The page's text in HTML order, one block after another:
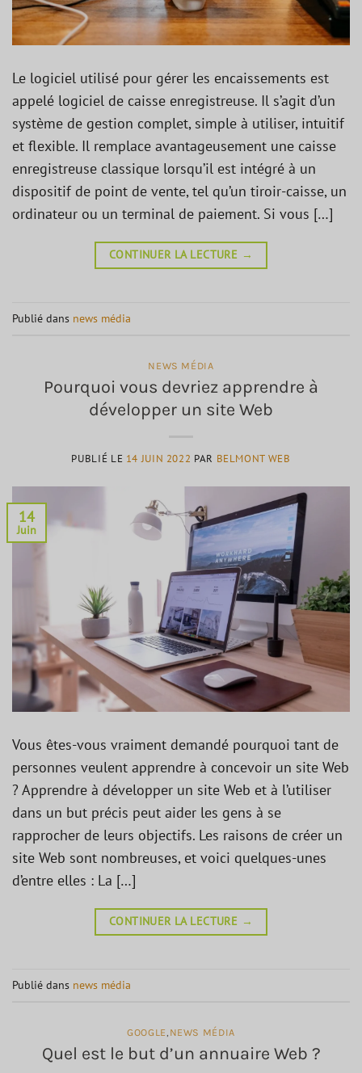
Le logiciel utilisé pour gérer les encaissements est
appelé logiciel de caisse enregistreuse. Il s’agit d’un
système de gestion complet, simple à utiliser, intuitif
et flexible. Il remplace avantageusement une caisse
enregistreuse classique lorsqu’il est intégré à un
dispositif de point de vente, tel qu’un tiroir-caisse, un
ordinateur ou un terminal de paiement. Si vous […]
CONTINUER LA LECTURE →
Publié dans news média
NEWS MÉDIA
Pourquoi vous devriez apprendre à
développer un site Web
PUBLIÉ LE 14 JUIN 2022 PAR BELMONT WEB
14
Juin
Vous êtes-vous vraiment demandé pourquoi tant de
personnes veulent apprendre à concevoir un site Web
? Apprendre à développer un site Web et à l’utiliser
dans un but précis peut aider les gens à se
rapprocher de leurs objectifs. Les raisons de créer un
site Web sont nombreuses, et voici quelques-unes
d’entre elles : La […]
CONTINUER LA LECTURE →
Publié dans news média
GOOGLE NEWS MÉDIA
Quel est le but d’un annuaire Web ?